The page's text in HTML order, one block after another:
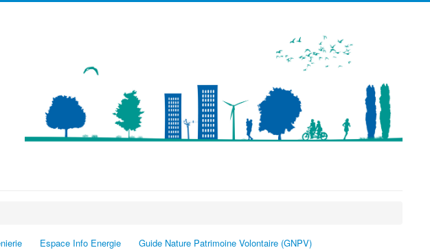
Espace Info Energie
Guide Nature Patrimoine Volontaire (GNPV)